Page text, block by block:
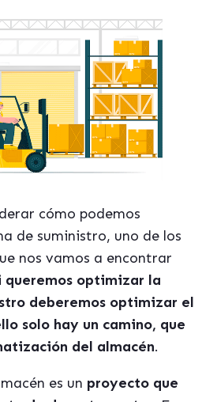
cómo podemos
de suministro, uno de los
nos vamos a encontrar
queremos optimizar la
deberemos optimizar el
solo hay un camino, que
del almacén.
es un proyecto que